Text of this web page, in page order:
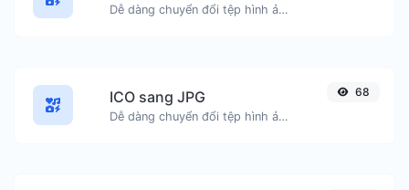
Dễ dàng chuyển đổi tệp hình ảnh ICO sang PNG.
ICO sang JPG
Dễ dàng chuyển đổi tệp hình ảnh ICO sang JPG.
68